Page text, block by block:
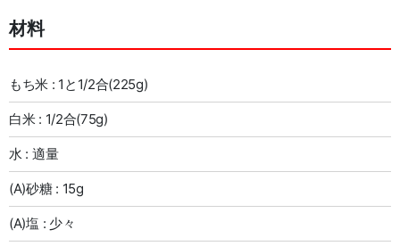
材料
もち米 : 1と1/2合(225g)
白米 : 1/2合(75g)
水 : 適量
(A)砂糖 : 15g
(A)塩 : 少々